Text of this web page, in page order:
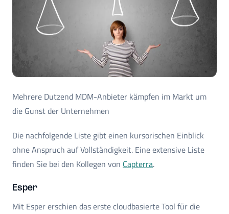
Mehrere Dutzend MDM-Anbieter kämpfen im Markt um
die Gunst der Unternehmen
Die nachfolgende Liste gibt einen kursorischen Einblick
ohne Anspruch auf Vollständigkeit. Eine extensive Liste
finden Sie bei den Kollegen von Capterra.
Esper
Mit Esper erschien das erste cloudbasierte Tool für die